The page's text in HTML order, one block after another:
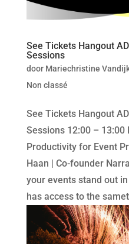
See Tickets Hangout
Sessions
door Mariechristine
Non classé
See Tickets Hangout
Sessions 12:00 –
Productivity for Event
Haan | Co-founder
your events stand out
has access to the